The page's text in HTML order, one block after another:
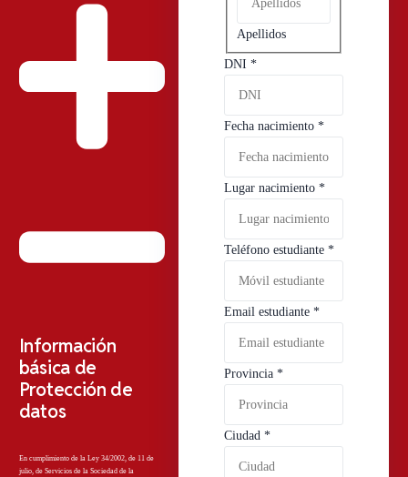
Información
básica de
Protección de
datos
En cumplimiento de la Ley 34/2002, de 11 de
julio, de Servicios de la Sociedad de la
Apellidos
DNI *
Fecha nacimiento *
Lugar nacimiento *
Teléfono estudiante *
Email estudiante *
Provincia *
Ciudad *